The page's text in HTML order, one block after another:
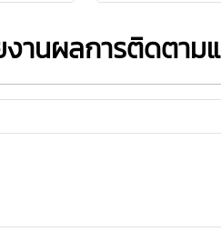
งานผลการติดตา